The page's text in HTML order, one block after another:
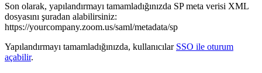
Son olarak, yapılandırmayı tamamladığınızda SP meta verisi XML
dosyasını şuradan alabilirsiniz:
https://yourcompany.zoom.us/saml/metadata/sp
Yapılandırmayı tamamladığınızda, kullanıcılar SSO ile oturum
açabilir.